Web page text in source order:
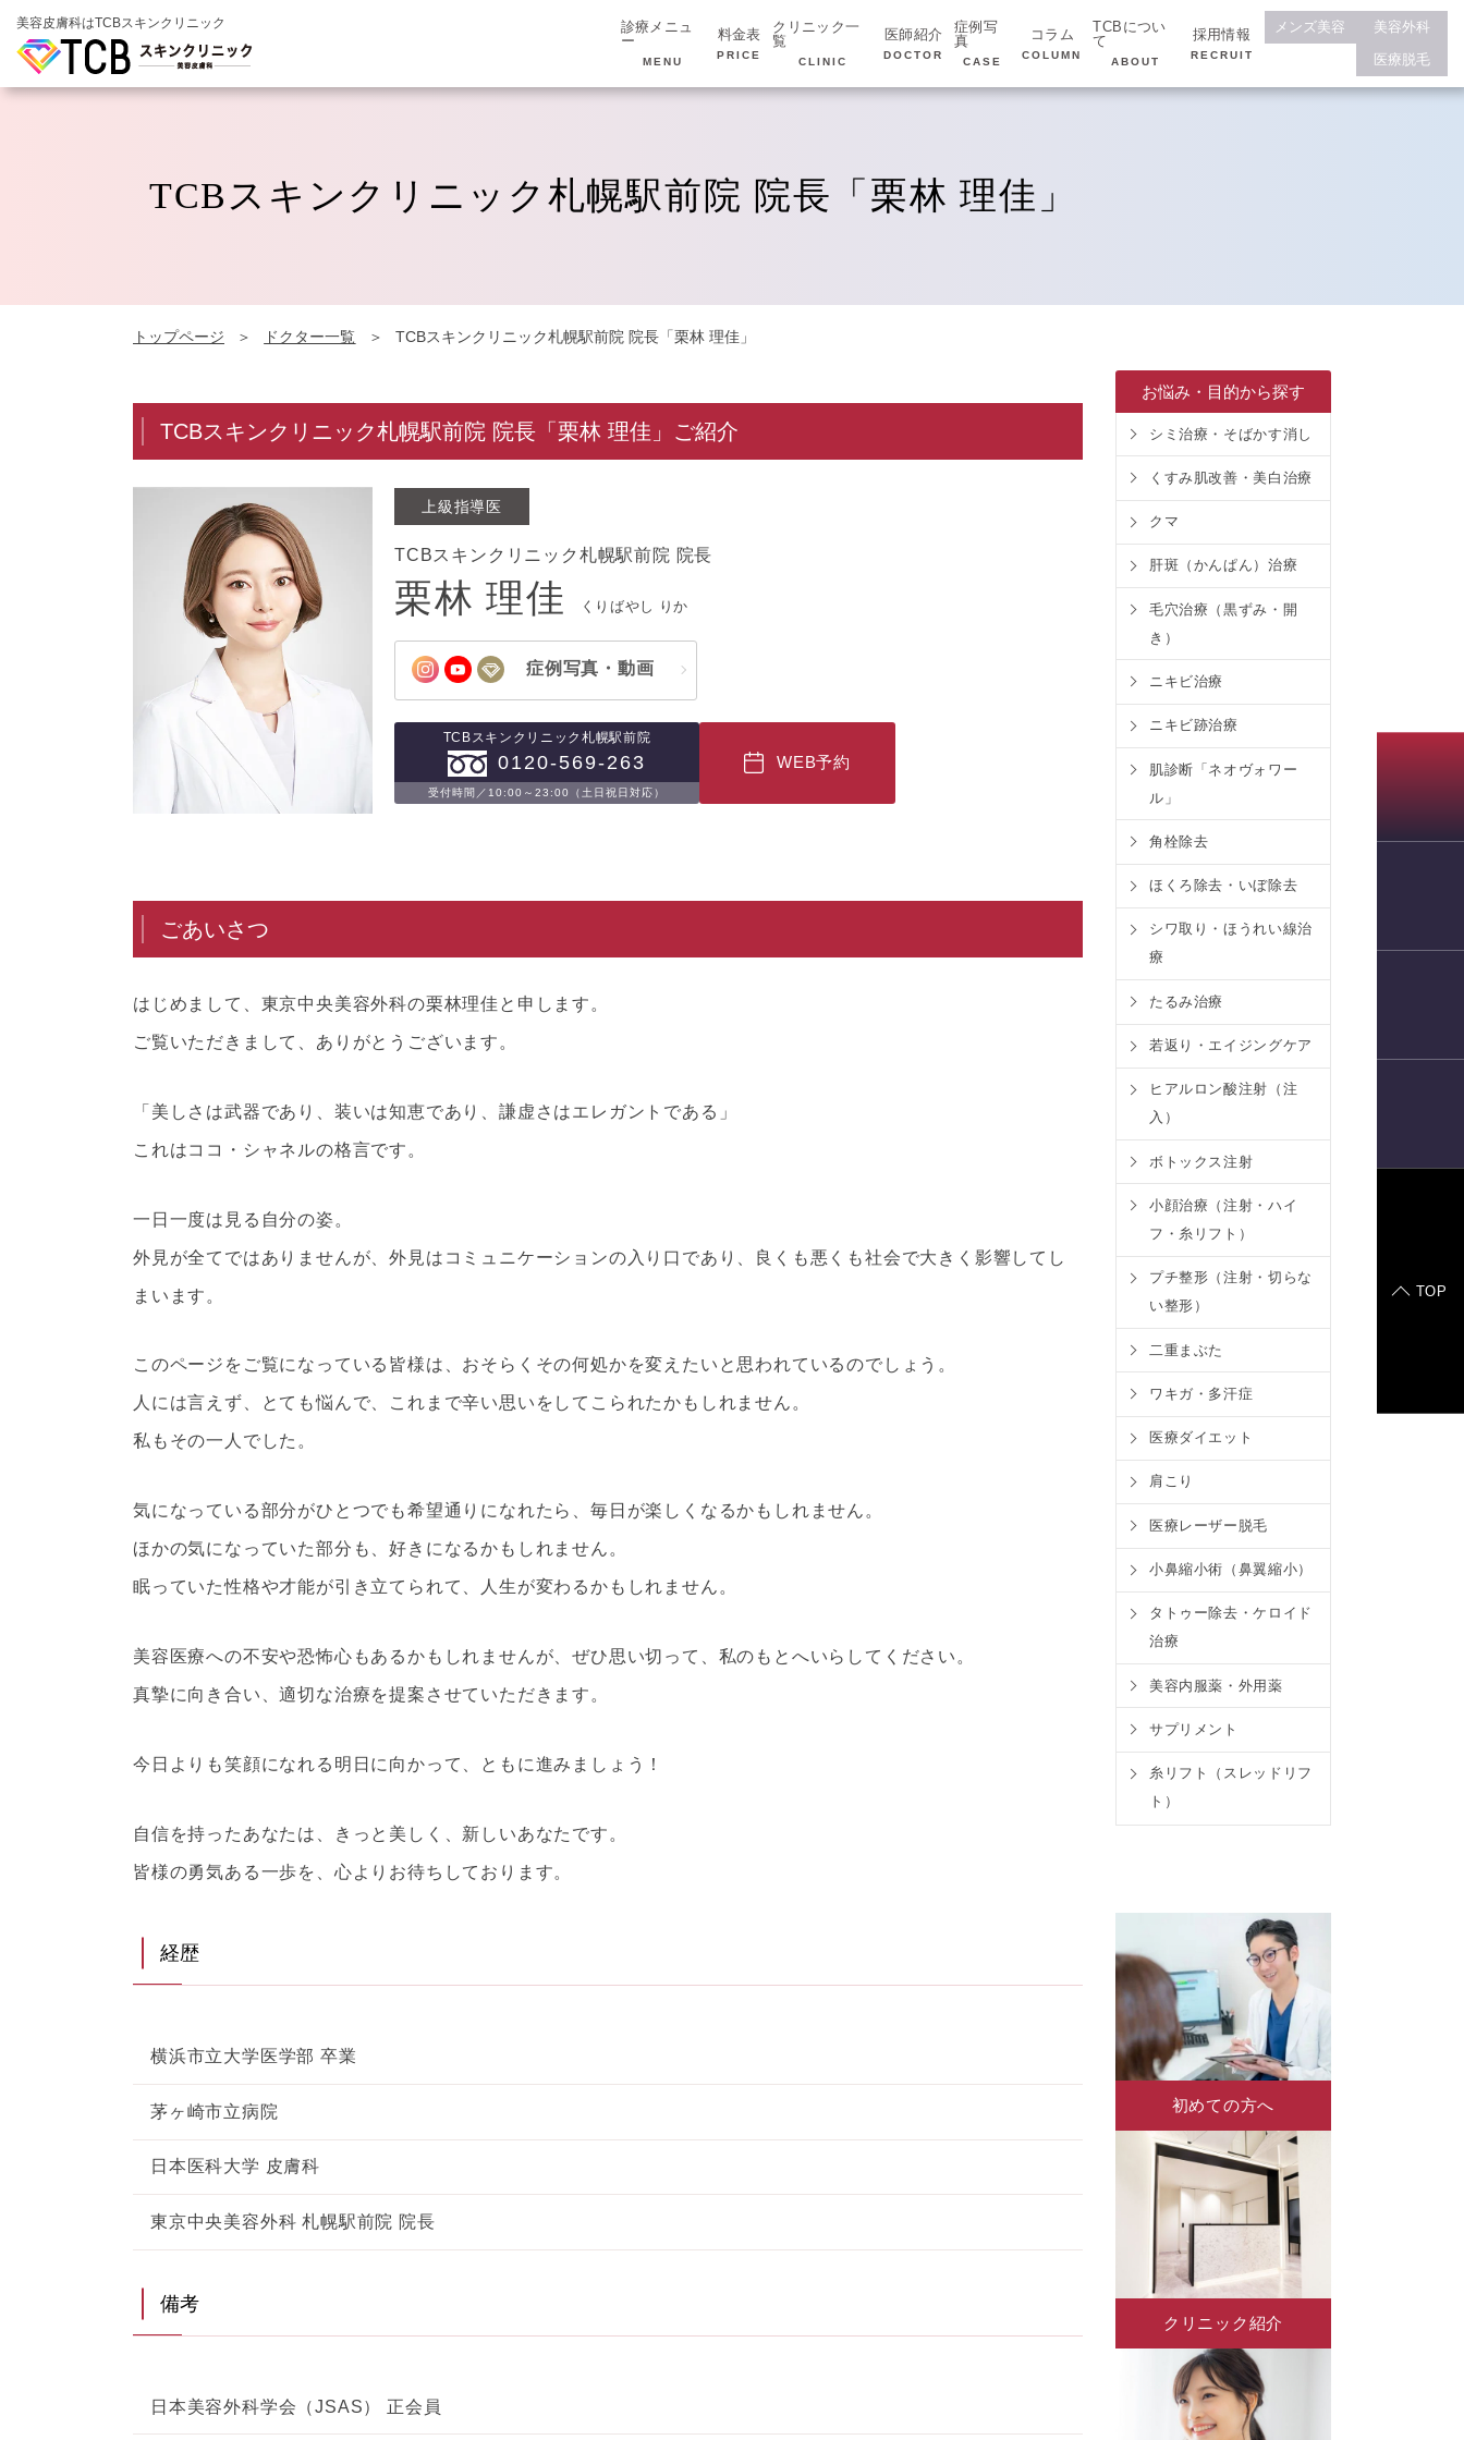
美容皮膚科はTCBスキンクリニック
診療メニュ
ー
MENU
料金表
PRICE
クリニック一
覧
CLINIC
医師紹介
DOCTOR
症例写
真
CASE
コラム
COLUMN
TCBについ
て
ABOUT
採用情報
RECRUIT
メンズ美容
美容外科
医療脱毛
TCBスキンクリニック札幌駅前院 院長「栗林 理佳」
トップページ ドクター一覧 TCBスキンクリニック札幌駅前院 院長「栗林 理佳」
TCBスキンクリニック札幌駅前院 院長「栗林 理佳」ご紹介
上級指導医
TCBスキンクリニック札幌駅前院 院長
栗林 理佳 くりばやし りか
症例写真・動画
TCBスキンクリニック札幌駅前院
0120-569-263
受付時間／10:00～23:00（土日祝日対応）
WEB予約
ごあいさつ
はじめまして、東京中央美容外科の栗林理佳と申します。
ご覧いただきまして、ありがとうございます。
「美しさは武器であり、装いは知恵であり、謙虚さはエレガントである」
これはココ・シャネルの格言です。
一日一度は見る自分の姿。
外見が全てではありませんが、外見はコミュニケーションの入り口であり、良くも悪くも社会で大きく影響してし
まいます。
このページをご覧になっている皆様は、おそらくその何処かを変えたいと思われているのでしょう。
人には言えず、とても悩んで、これまで辛い思いをしてこられたかもしれません。
私もその一人でした。
気になっている部分がひとつでも希望通りになれたら、毎日が楽しくなるかもしれません。
ほかの気になっていた部分も、好きになるかもしれません。
眠っていた性格や才能が引き立てられて、人生が変わるかもしれません。
美容医療への不安や恐怖心もあるかもしれませんが、ぜひ思い切って、私のもとへいらしてください。
真摯に向き合い、適切な治療を提案させていただきます。
今日よりも笑顔になれる明日に向かって、ともに進みましょう！
自信を持ったあなたは、きっと美しく、新しいあなたです。
皆様の勇気ある一歩を、心よりお待ちしております。
経歴
横浜市立大学医学部 卒業
茅ヶ崎市立病院
日本医科大学 皮膚科
東京中央美容外科 札幌駅前院 院長
備考
日本美容外科学会（JSAS） 正会員
お悩み・目的から探す
シミ治療・そばかす消し
くすみ肌改善・美白治療
クマ
肝斑（かんぱん）治療
毛穴治療（黒ずみ・開
き）
ニキビ治療
ニキビ跡治療
肌診断「ネオヴォワー
ル」
角栓除去
ほくろ除去・いぼ除去
シワ取り・ほうれい線治
療
たるみ治療
若返り・エイジングケア
ヒアルロン酸注射（注
入）
ボトックス注射
小顔治療（注射・ハイ
フ・糸リフト）
プチ整形（注射・切らな
い整形）
二重まぶた
ワキガ・多汗症
医療ダイエット
肩こり
医療レーザー脱毛
小鼻縮小術（鼻翼縮小）
タトゥー除去・ケロイド
治療
美容内服薬・外用薬
サプリメント
糸リフト（スレッドリフ
ト）
初めての方へ
クリニック紹介
TOP